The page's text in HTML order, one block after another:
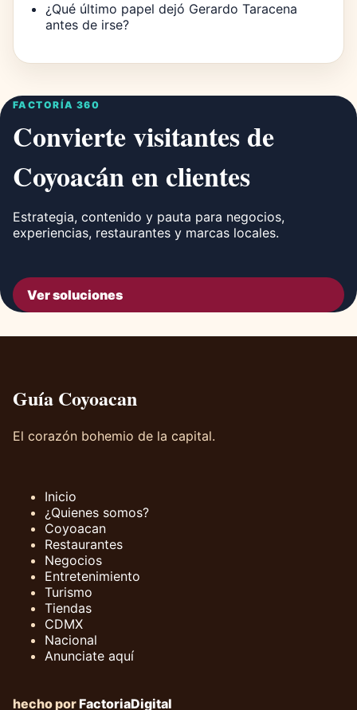
¿Qué último papel dejó Gerardo Taracena
antes de irse?
FACTORÍA 360
Convierte visitantes de
Coyoacán en clientes
Estrategia, contenido y pauta para negocios,
experiencias, restaurantes y marcas locales.
Ver soluciones
Guía Coyoacan
El corazón bohemio de la capital.
Inicio
¿Quienes somos?
Coyoacan
Restaurantes
Negocios
Entretenimiento
Turismo
Tiendas
CDMX
Nacional
Anunciate aquí
hecho porFactoriaDigital